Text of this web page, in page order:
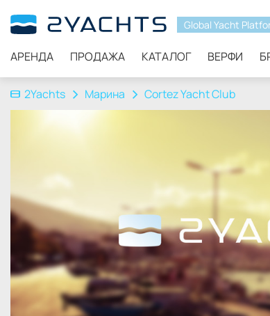
Global Yacht
АРЕНДА ПРОДАЖА КАТАЛОГ ВЕРФИ
2Yachts Марина Cortez Yacht Club